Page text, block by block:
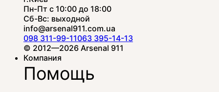
Пн-Пт с 10:00 до 18:00
Сб-Вс: выходной
info@arsenal911.com.ua
098 311-99-11063 395-14-13
© 2012—2026 Arsenal 911
Компания
Помощь